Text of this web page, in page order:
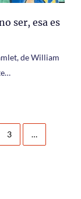
ser, esa es
de William
3 …